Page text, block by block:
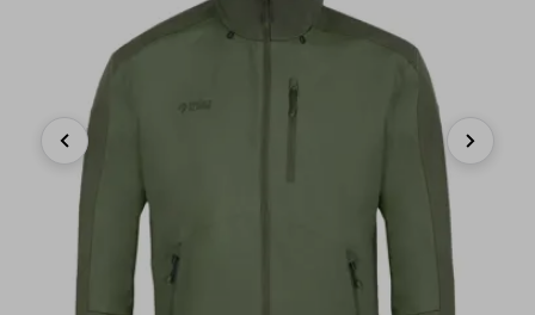
Previous Next